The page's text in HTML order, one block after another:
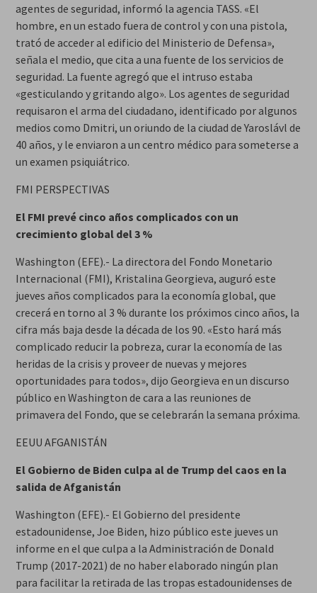
agentes de seguridad, informó la agencia TASS. «El
hombre, en un estado fuera de control y con una pistola,
trató de acceder al edificio del Ministerio de Defensa»,
señala el medio, que cita a una fuente de los servicios de
seguridad. La fuente agregó que el intruso estaba
«gesticulando y gritando algo». Los agentes de seguridad
requisaron el arma del ciudadano, identificado por algunos
medios como Dmitri, un oriundo de la ciudad de Yaroslávl de
40 años, y le enviaron a un centro médico para someterse a
un examen psiquiátrico.
FMI PERSPECTIVAS
El FMI prevé cinco años complicados con un
crecimiento global del 3 %
Washington (EFE).- La directora del Fondo Monetario
Internacional (FMI), Kristalina Georgieva, auguró este
jueves años complicados para la economía global, que
crecerá en torno al 3 % durante los próximos cinco años, la
cifra más baja desde la década de los 90. «Esto hará más
complicado reducir la pobreza, curar la economía de las
heridas de la crisis y proveer de nuevas y mejores
oportunidades para todos», dijo Georgieva en un discurso
público en Washington de cara a las reuniones de
primavera del Fondo, que se celebrarán la semana próxima.
EEUU AFGANISTÁN
El Gobierno de Biden culpa al de Trump del caos en la
salida de Afganistán
Washington (EFE).- El Gobierno del presidente
estadounidense, Joe Biden, hizo público este jueves un
informe en el que culpa a la Administración de Donald
Trump (2017-2021) de no haber elaborado ningún plan
para facilitar la retirada de las tropas estadounidenses de